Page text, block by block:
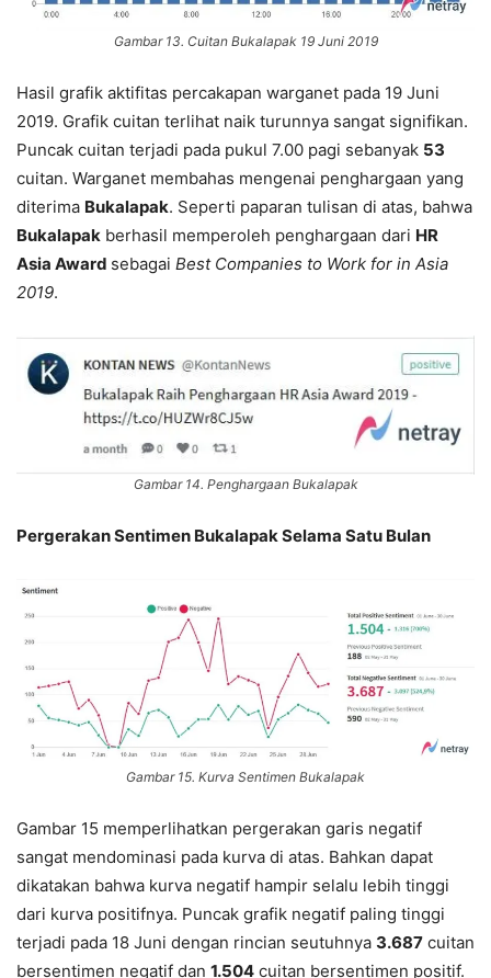
Gambar 13. Cuitan Bukalapak 19 Juni 2019
Hasil grafik aktifitas percakapan warganet pada 19 Juni
2019. Grafik cuitan terlihat naik turunnya sangat signifikan.
Puncak cuitan terjadi pada pukul 7.00 pagi sebanyak 53
cuitan. Warganet membahas mengenai penghargaan yang
diterima Bukalapak. Seperti paparan tulisan di atas, bahwa
Bukalapak berhasil memperoleh penghargaan dari HR
Asia Award sebagai Best Companies to Work for in Asia
2019.
Gambar 14. Penghargaan Bukalapak
Pergerakan Sentimen Bukalapak Selama Satu Bulan
Gambar 15. Kurva Sentimen Bukalapak
Gambar 15 memperlihatkan pergerakan garis negatif
sangat mendominasi pada kurva di atas. Bahkan dapat
dikatakan bahwa kurva negatif hampir selalu lebih tinggi
dari kurva positifnya. Puncak grafik negatif paling tinggi
terjadi pada 18 Juni dengan rincian seutuhnya 3.687 cuitan
bersentimen negatif dan 1.504 cuitan bersentimen positif.